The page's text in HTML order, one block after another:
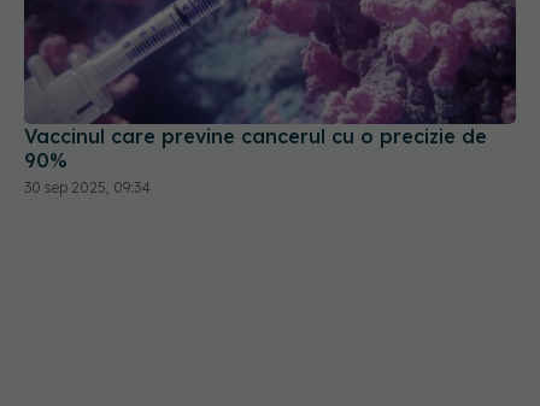
Vaccinul care previne cancerul cu o precizie de
90%
30 sep 2025, 09:34